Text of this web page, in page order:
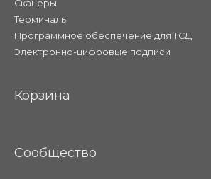
Сканеры
Терминалы
Программное обеспечение для ТСД
Электронно-цифровые подписи
Корзина
Сообщество